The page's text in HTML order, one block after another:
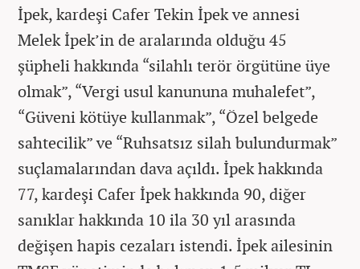
İpek, kardeşi Cafer Tekin İpek ve annesi
Melek İpek’in de aralarında olduğu 45
şüpheli hakkında “silahlı terör örgütüne üye
olmak”, “Vergi usul kanununa muhalefet”,
“Güveni kötüye kullanmak”, “Özel belgede
sahtecilik” ve “Ruhsatsız silah bulundurmak”
suçlamalarından dava açıldı. İpek hakkında
77, kardeşi Cafer İpek hakkında 90, diğer
sanıklar hakkında 10 ila 30 yıl arasında
değişen hapis cezaları istendi. İpek ailesinin